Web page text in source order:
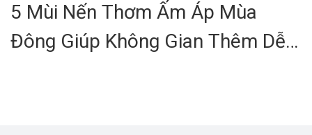
5 Mùi Nến Thơm Ấm Áp Mùa
Đông Giúp Không Gian Thêm Dễ